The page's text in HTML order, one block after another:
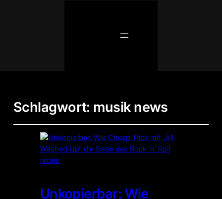
Schlagwort: musik news
Unkopierbar: Wie